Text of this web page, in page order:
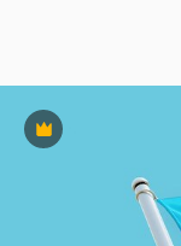
Premium